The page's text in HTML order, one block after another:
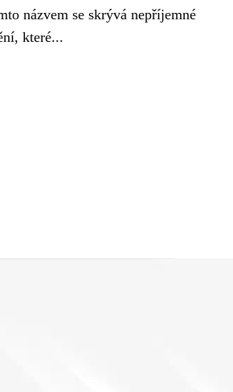
názvem se skrývá nepříjemné
které...